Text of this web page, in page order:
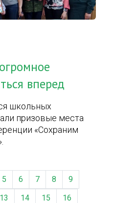
вперед
школьных
призовые места
«Сохраним
5 6 7 8
9
13 14 15
16